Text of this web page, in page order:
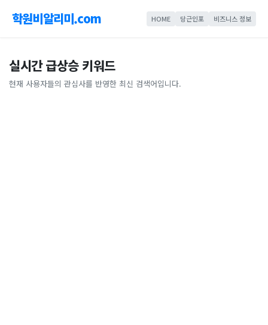
학원비알리미.com HOME 당근인포 비즈니스 정보
실시간 급상승 키워드
현재 사용자들의 관심사를 반영한 최신 검색어입니다.